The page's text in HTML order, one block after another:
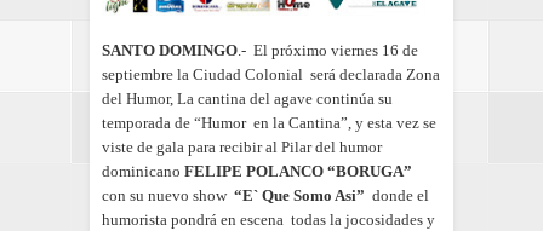
SANTO DOMINGO.- El próximo viernes 16 de
septiembre la Ciudad Colonial será declarada Zona
del Humor, La cantina del agave continúa su
temporada de “Humor en la Cantina”, y esta vez se
viste de gala para recibir al Pilar del humor
dominicano FELIPE POLANCO “BORUGA”
con su nuevo show “E` Que Somo Asi” donde el
humorista pondrá en escena todas la jocosidades y